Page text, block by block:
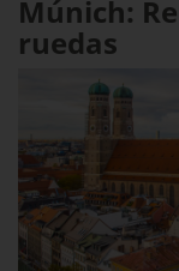
Múnich:
ruedas